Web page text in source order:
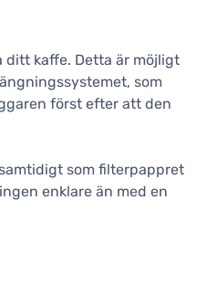
ditt kaffe. Detta är möjligt
som
först efter att den
som filterpappret
enklare än med en